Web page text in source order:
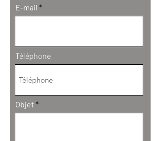
E-mail
Téléphone
Objet